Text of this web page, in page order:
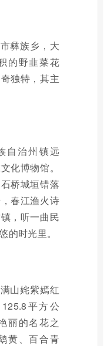
彝族乡，大
的野韭菜花
独特，其主
自治州镇远
化博物馆。
桥城垣错落
春江渔火诗
，听一曲民
的时光里。
山姹紫嫣红
平方公
丽的名花之
黄、百合青